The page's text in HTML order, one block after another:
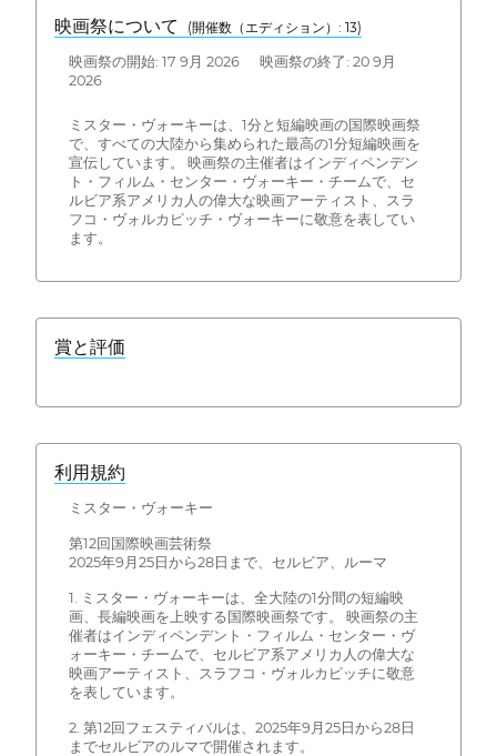
映画祭について (開催数（エディション）: 13)
映画祭の開始: 17 9月 2026 映画祭の終了: 20 9月
2026
ミスター・ヴォーキーは、1分と短編映画の国際映画祭
で、すべての大陸から集められた最高の1分短編映画を
宣伝しています。 映画祭の主催者はインディペンデン
ト・フィルム・センター・ヴォーキー・チームで、セ
ルビア系アメリカ人の偉大な映画アーティスト、スラ
フコ・ヴォルカピッチ・ヴォーキーに敬意を表してい
ます。
賞と評価
利用規約
ミスター・ヴォーキー
第12回国際映画芸術祭
2025年9月25日から28日まで、セルビア、ルーマ
1. ミスター・ヴォーキーは、全大陸の1分間の短編映
画、長編映画を上映する国際映画祭です。 映画祭の主
催者はインディペンデント・フィルム・センター・ヴ
ォーキー・チームで、セルビア系アメリカ人の偉大な
映画アーティスト、スラフコ・ヴォルカピッチに敬意
を表しています。
2. 第12回フェスティバルは、2025年9月25日から28日
までセルビアのルマで開催されます。